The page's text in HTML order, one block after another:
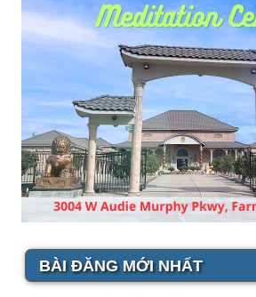
BÀI ĐĂNG MỚI NHẤT